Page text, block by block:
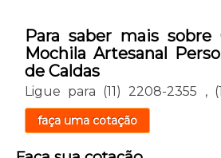
Para saber mais
Mochila Artesanal
de Caldas
Ligue para (11) 2208-2355 ,
faça uma cotação